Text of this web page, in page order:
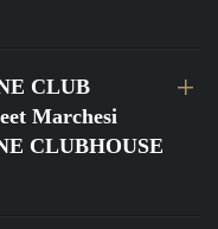
CLUB
Marchesi
CLUBHOUSE